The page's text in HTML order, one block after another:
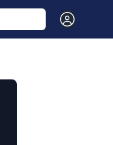
Open user